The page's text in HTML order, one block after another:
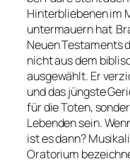
Hinterbliebenen im
untermauern hat
Neuen Testaments
nicht aus dem
ausgewählt. Er
und das jüngste
für die Toten,
Lebenden sein.
ist es dann?
Oratorium